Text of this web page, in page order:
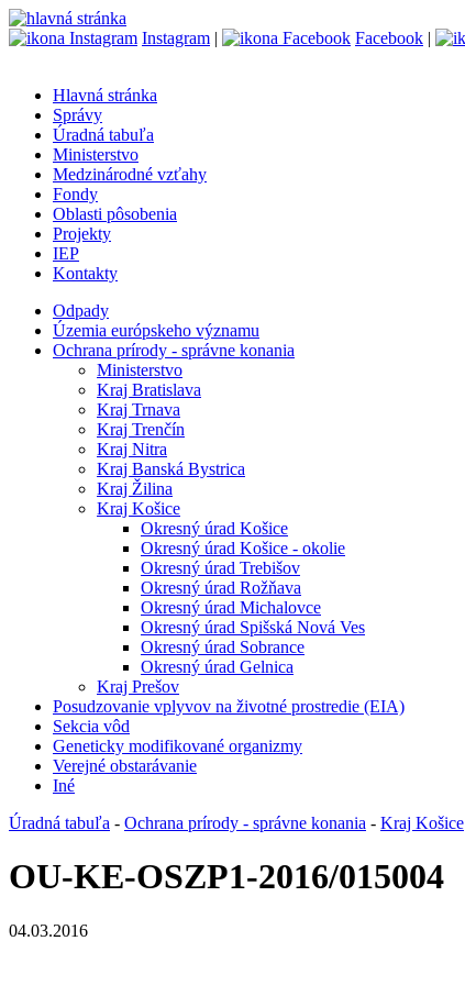
Instagram | Facebook |
Hlavná stránka
Správy
Úradná tabuľa
Ministerstvo
Medzinárodné vzťahy
Fondy
Oblasti pôsobenia
Projekty
IEP
Kontakty
Odpady
Územia európskeho významu
Ochrana prírody - správne konania
Ministerstvo
Kraj Bratislava
Kraj Trnava
Kraj Trenčín
Kraj Nitra
Kraj Banská Bystrica
Kraj Žilina
Kraj Košice
Okresný úrad Košice
Okresný úrad Košice - okolie
Okresný úrad Trebišov
Okresný úrad Rožňava
Okresný úrad Michalovce
Okresný úrad Spišská Nová Ves
Okresný úrad Sobrance
Okresný úrad Gelnica
Kraj Prešov
Posudzovanie vplyvov na životné prostredie (EIA)
Sekcia vôd
Geneticky modifikované organizmy
Verejné obstarávanie
Iné
Úradná tabuľa - Ochrana prírody - správne konania - Kraj Košice
OU-KE-OSZP1-2016/015004
04.03.2016